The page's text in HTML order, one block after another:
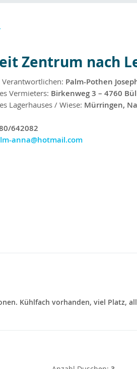
Zentrum nach
Verantwortlichen: Palm-Pothen
Vermieters: Birkenweg 3 – 4760
Lagerhauses / Wiese: Mürringen,
642082
anna@hotmail.com
Kühlfach vorhanden, viel Platz,